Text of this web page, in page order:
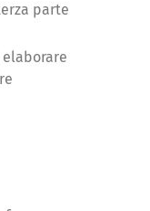
parte